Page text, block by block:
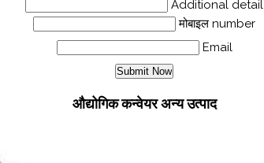
Additional detail
मोबाइल number
Email
औद्योगिक कन्वेयर अन्य उत्पाद